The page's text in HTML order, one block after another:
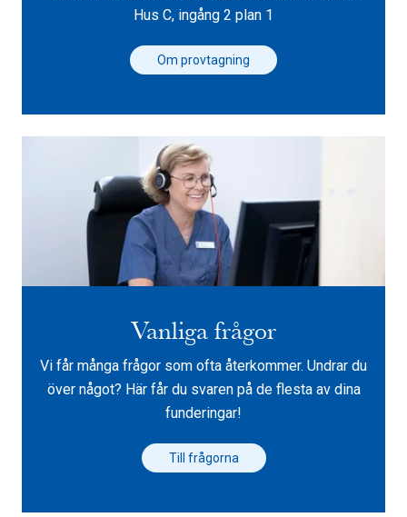
Hus C, ingång 2 plan 1
Om provtagning
Vanliga frågor
Vi får många frågor som ofta återkommer. Undrar du
över något? Här får du svaren på de flesta av dina
funderingar!
Till frågorna